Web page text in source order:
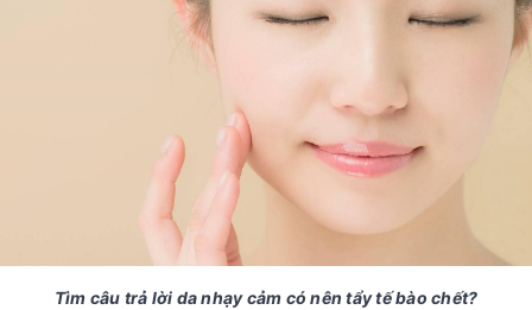
Tìm câu trả lời da nhạy cảm có nên tẩy tế bào chết?